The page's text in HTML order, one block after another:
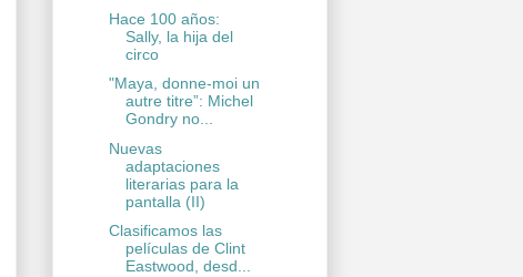
Hace 100 años:
Sally, la hija del
circo
"Maya, donne-moi un
autre titre”: Michel
Gondry no...
Nuevas
adaptaciones
literarias para la
pantalla (II)
Clasificamos las
películas de Clint
Eastwood, desd...